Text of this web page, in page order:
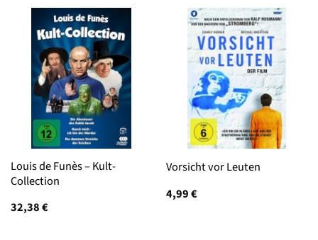
Louis de Funès – Kult-
Collection
32,38€
Vorsicht vor Leuten
4,99€